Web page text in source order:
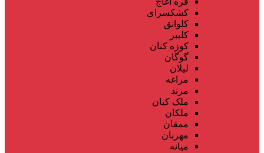
کشکسرای
کلوانق
کلیبر
کوزه کنان
گوگان
لیلان
مراغه
مرند
ملک کیان
ملکان
ممقان
مهربان
میانه